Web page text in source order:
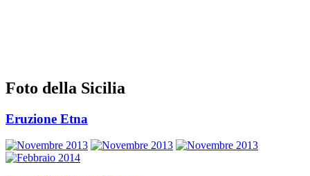
Foto della Sicilia
Eruzione Etna